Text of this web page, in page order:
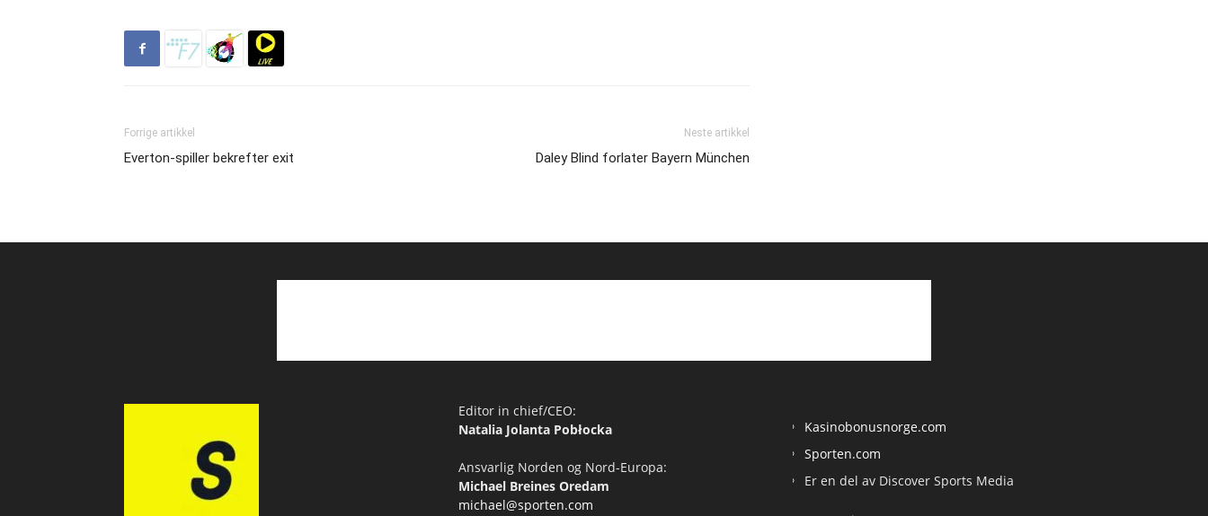
Forrige artikkel
Everton-spiller bekrefter exit
Neste artikkel
Daley Blind forlater Bayern München
Editor in chief/CEO:
Natalia Jolanta Pobłocka
Ansvarlig Norden og Nord-Europa:
Michael Breines Oredam
michael@sporten.com
Kasinobonusnorge.com
Sporten.com
Er en del av Discover Sports Media